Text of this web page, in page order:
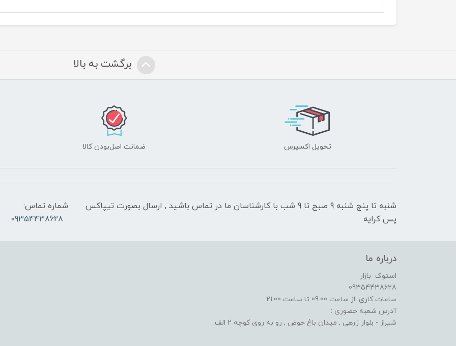
برگشت به بالا
تحویل اکسپرس ضمانت اصل‌بودن کالا
شنبه تا پنج شنبه 9 صبح تا 9 شب با کارشناسان ما در تماس باشید , ارسال بصورت تیپاکس
پس کرایه
شماره تماس:
09354438628
درباره ما
استوک بازار
09354438628
ساعات کاری: از ساعت 09:00 تا ساعت 21:00
آدرس شعبه حضوری :
شیراز - بلوار زرهی , میدان باغ حوض , رو به روی کوچه 2 الف